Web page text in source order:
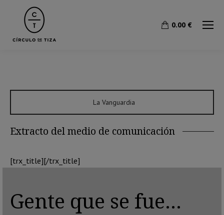
0.00 €
La Vanguardia
Extracto del medio de comunicación
[trx_title][/trx_title]
Gente que se fue…